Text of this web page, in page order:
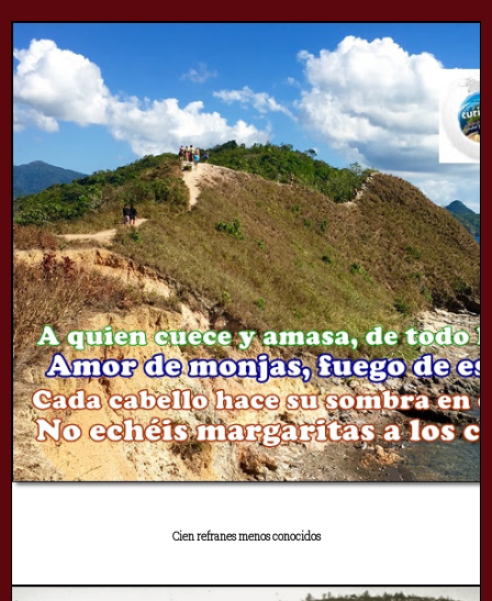
Cien refranes menos conocidos